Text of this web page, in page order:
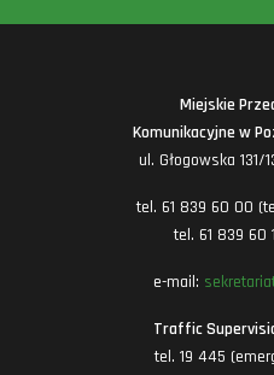
Miejskie
Komunikacyjne w
ul. Głogowska
tel. 61 839 60 00
tel. 61 839 60
e-mail:
Traffic
tel. 19 445